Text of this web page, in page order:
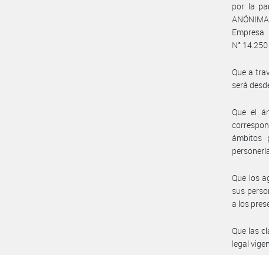
por la
N°
Que a
será
Que el
ámbitos
Que los
sus
a los
Que las
legal